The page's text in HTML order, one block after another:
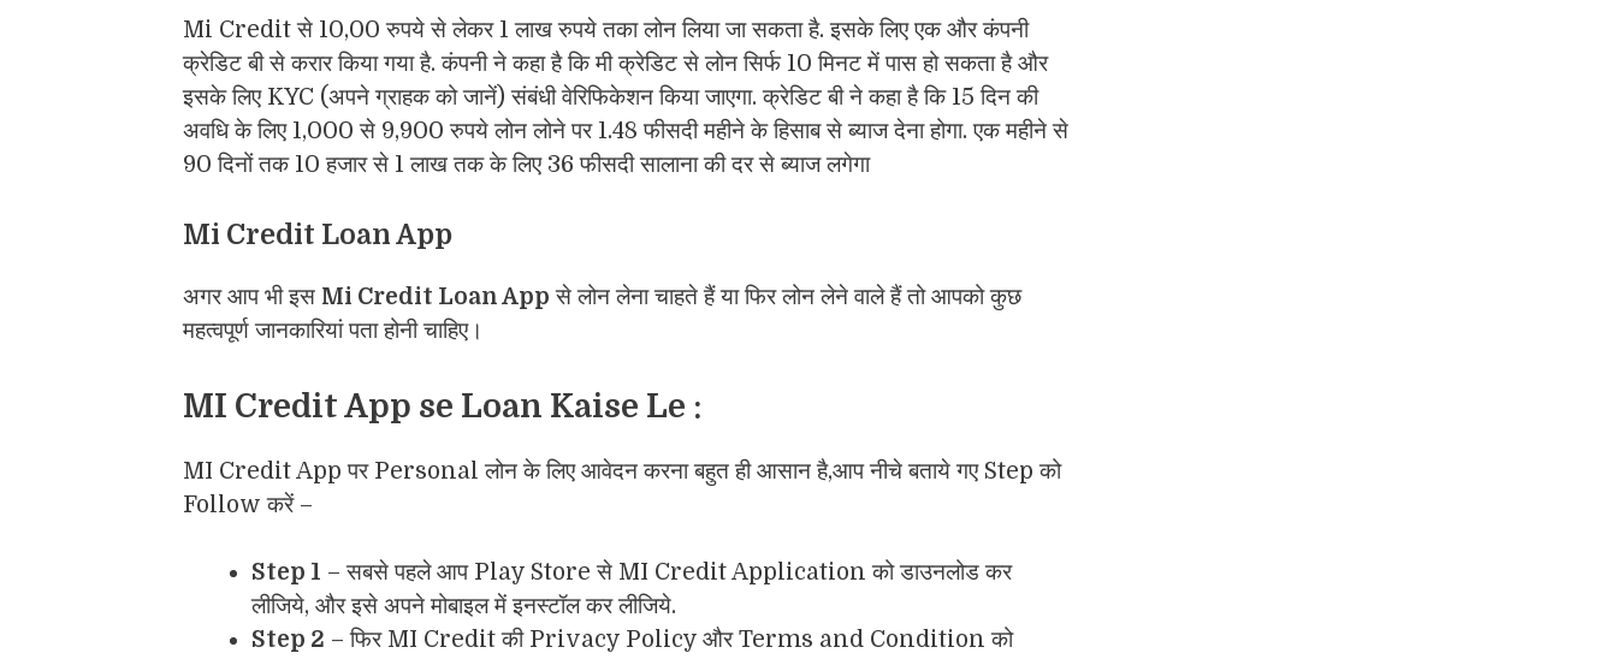
Mi Credit से 10,00 रुपये से लेकर 1 लाख रुपये तका लोन लिया जा सकता है. इसके लिए एक और कंपनी
क्रेडिट बी से करार किया गया है. कंपनी ने कहा है कि मी क्रेडिट से लोन सिर्फ 10 मिनट में पास हो सकता है और
इसके लिए KYC (अपने ग्राहक को जानें) संबंधी वेरिफिकेशन किया जाएगा. क्रेडिट बी ने कहा है कि 15 दिन की
अवधि के लिए 1,000 से 9,900 रुपये लोन लोने पर 1.48 फीसदी महीने के हिसाब से ब्याज देना होगा. एक महीने से
90 दिनों तक 10 हजार से 1 लाख तक के लिए 36 फीसदी सालाना की दर से ब्याज लगेगा
Mi Credit Loan App
अगर आप भी इस Mi Credit Loan App से लोन लेना चाहते हैं या फिर लोन लेने वाले हैं तो आपको कुछ
महत्वपूर्ण जानकारियां पता होनी चाहिए।
MI Credit App se Loan Kaise Le :
MI Credit App पर Personal लोन के लिए आवेदन करना बहुत ही आसान है,आप नीचे बताये गए Step को
Follow करें –
Step 1 – सबसे पहले आप Play Store से MI Credit Application को डाउनलोड कर
लीजिये, और इसे अपने मोबाइल में इनस्टॉल कर लीजिये.
Step 2 – फिर MI Credit की Privacy Policy और Terms and Condition को